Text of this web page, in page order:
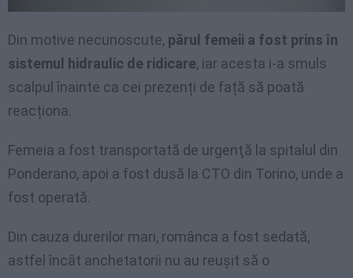
Din motive necunoscute, părul femeii a fost prins în
sistemul hidraulic de ridicare, iar acesta i-a smuls
scalpul înainte ca cei prezenți de față să poată
reacționa.
Femeia a fost transportată de urgenţă la spitalul din
Ponderano, apoi a fost dusă la CTO din Torino, unde a
fost operată.
Din cauza durerilor mari, românca a fost sedată,
astfel încât anchetatorii nu au reușit să o